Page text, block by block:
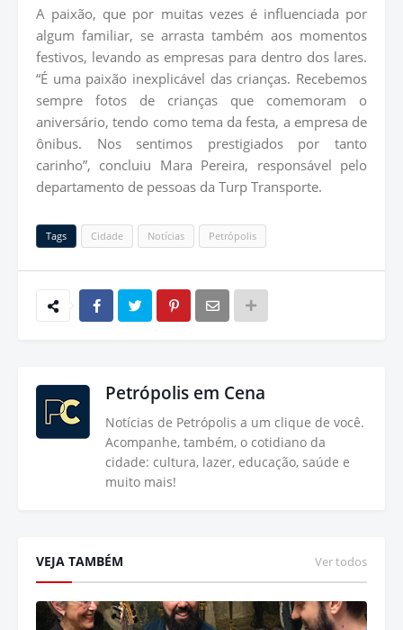
A paixão, que por muitas vezes é influenciada por
algum familiar, se arrasta também aos momentos
festivos, levando as empresas para dentro dos lares.
“É uma paixão inexplicável das crianças. Recebemos
sempre fotos de crianças que comemoram o
aniversário, tendo como tema da festa, a empresa de
ônibus. Nos sentimos prestigiados por tanto
carinho”, concluiu Mara Pereira, responsável pelo
departamento de pessoas da Turp Transporte.
Tags Cidade Notícias Petrópolis
Petrópolis em Cena
Notícias de Petrópolis a um clique de você.
Acompanhe, também, o cotidiano da
cidade: cultura, lazer, educação, saúde e
muito mais!
VEJA TAMBÉM Ver todos